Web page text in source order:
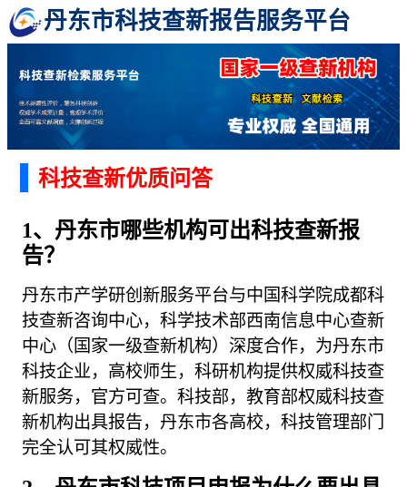
丹东市科技查新报告服务平台
科技查新优质问答
1、丹东市哪些机构可出科技查新报
告？
丹东市产学研创新服务平台与中国科学院成都科
技查新咨询中心，科学技术部西南信息中心查新
中心（国家一级查新机构）深度合作，为丹东市
科技企业，高校师生，科研机构提供权威科技查
新服务，官方可查。科技部，教育部权威科技查
新机构出具报告，丹东市各高校，科技管理部门
完全认可其权威性。